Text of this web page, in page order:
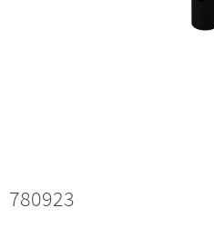
780923